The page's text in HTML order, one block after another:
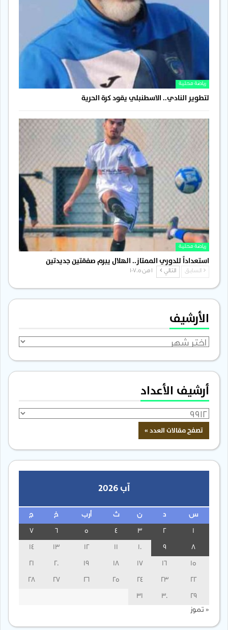
رياضة محلية
لتطوير النادي.. الاسطنبلي يقود كرة الحرية
رياضة محلية
استعداداً للدوري الممتاز.. الهلال يبرم صفقتين جديدتين
السابق التالي
الأرشيف
الأرشيف
أرشيف الأعداد
آب 2026
س ن ث أرب خ ج
3
13
14
15
16
17
18
19
20
21
22
23
24
25
26
27
28
29
30
31
« تموز